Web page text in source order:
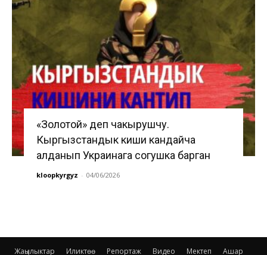
«Золотой» деп чакырушчу.
Кыргызстандык киши кандайча
алданып Украинага согушка барган
kloopkyrgyz - 04/06/2026
Жаңылыктар Иликтөө Репортаж Видео Мектеп Ашар